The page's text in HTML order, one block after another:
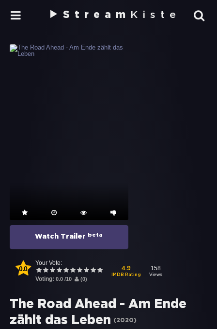
Stream Kiste
Watch Trailer beta
0.0
Your Vote:
Voting: 0.0 /10 (0)
4.9
IMDB Rating
158
Views
The Road Ahead - Am Ende
zählt das Leben
(2020)